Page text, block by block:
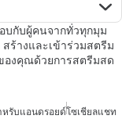
บกับผู้คนจากทั่วทุกมุม
ร้างและเข้าร่วมสตรีม
องคุณด้วยการสตรีมสด
หรับแอนดรอยด์โซเชียลแชท